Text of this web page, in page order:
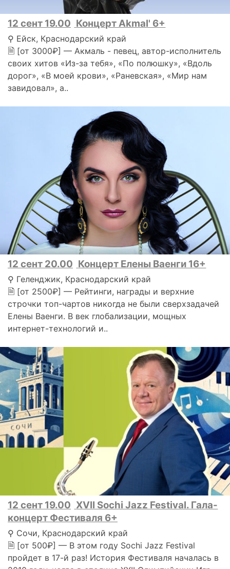
12 сент 19.00 Концерт Akmal' 6+
⚲ Ейск, Краснодарский край
🗎 [от 3000₽] — Акмаль - певец, автор-исполнитель
своих хитов «Из-за тебя», «По полюшку», «Вдоль
дорог», «В моей крови», «Раневская», «Мир нам
завидовал», а..
12 сент 20.00 Концерт Елены Ваенги 16+
⚲ Геленджик, Краснодарский край
🗎 [от 2500₽] — Рейтинги, награды и верхние
строчки топ-чартов никогда не были сверхзадачей
Елены Ваенги. В век глобализации, мощных
интернет-технологий и..
12 сент 19.00 XVII Sochi Jazz Festival. Гала-
концерт Фестиваля 6+
⚲ Сочи, Краснодарский край
🗎 [от 500₽] — В этом году Sochi Jazz Festival
пройдет в 17-й раз! История Фестиваля началась в